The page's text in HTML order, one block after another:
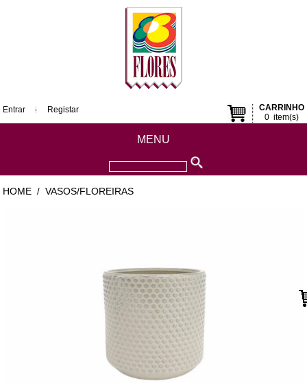
CARRINHO
0item(s)
Entrar Registar
MENU
HOME / VASOS/FLOREIRAS